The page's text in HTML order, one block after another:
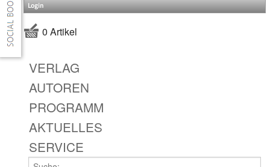
Login
0 Artikel
VERLAG
AUTOREN
PROGRAMM
AKTUELLES
SERVICE